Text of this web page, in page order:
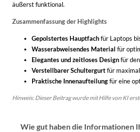
äußerst funktional.
Zusammenfassung der Highlights
Gepolstertes Hauptfachfür Laptops
Wasserabweisendes Material für
Elegantes und zeitloses Designfür
Verstellbarer Schultergurtfür
Praktische Innenaufteilungfür eine
Hinweis: Dieser Beitrag wurde mit Hilfe von KI
Wie gut haben die Informationen